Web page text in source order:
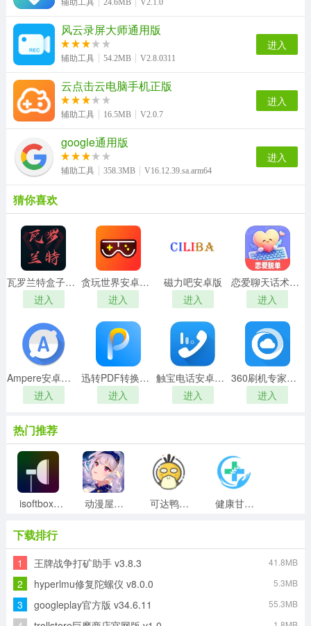
辅助工具 24.6MB V2.1.0
风云录屏大师通用版
辅助工具 54.2MB V2.8.0311
进入
云点击云电脑手机正版
辅助工具 16.5MB V2.0.7
进入
google通用版
辅助工具 358.3MB V16.12.39.sa.arm64
进入
猜你喜欢
瓦罗兰特盒子官方正版
进入
贪玩世界安卓官方版
进入
磁力吧安卓版
进入
恋爱聊天话术高情商回复助手手机版
进入
Ampere安卓直装版
进入
迅转PDF转换器正版
进入
触宝电话安卓官方版
进入
360刷机专家最新版
进入
热门推荐
isoftbox氛围灯手机正版 动漫屋盒子手机版 可达鸭解封器安卓免费版 健康甘肃原版
屏保壁纸大全无广告版 蓝光浏览器官方正版
下载排行
1 王牌战争打矿助手 v3.8.3 41.8MB
2 hyperlmu修复陀螺仪 v8.0.0 5.3MB
3 googleplay官方版 v34.6.11 55.3MB